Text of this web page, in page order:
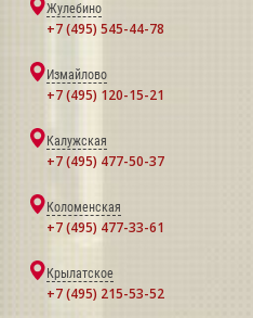
Жулебино
+7 (495) 545-44-78
Измайлово
+7 (495) 120-15-21
Калужская
+7 (495) 477-50-37
Коломенская
+7 (495) 477-33-61
Крылатское
+7 (495) 215-53-52